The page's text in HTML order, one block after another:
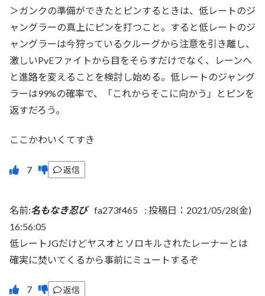
＞ガンクの準備ができたとピンするときは、低レートのジ
ャングラーの真上にピンを打つこと。すると低レートのジ
ャングラーは今狩っているクルーグから注意を引き離し、
激しいPvEファイトから目をそらすだけでなく、レーンへ
と進路を変えることを検討し始める。低レートのジャング
ラーは99%の確率で、「これからそこに向かう」とピンを
返すだろう。
ここかわいくてすき
返信
名前:名もなき忍び fa273f465 : 投稿日：2021/05/28(金)
16:56:05
低レートJGだけどヤスオとソロキルされたレーナーとは
確実に焚いてくるから事前にミュートするぞ
返信